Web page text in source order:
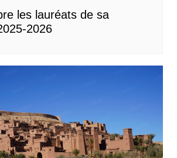
les lauréats de sa
2026